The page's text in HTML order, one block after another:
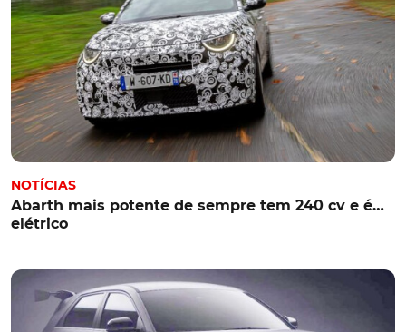
NOTÍCIAS
Abarth mais potente de sempre tem 240 cv e é…
elétrico